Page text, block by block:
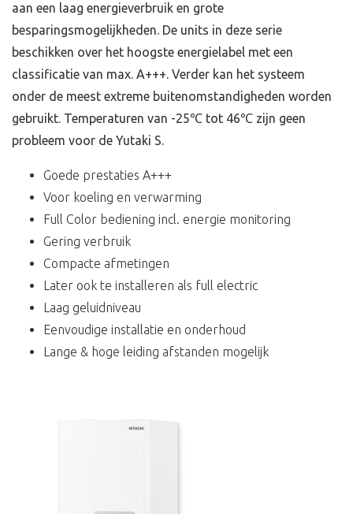
aan een laag energieverbruik en grote
besparingsmogelijkheden. De units in deze serie
beschikken over het hoogste energielabel met een
classificatie van max. A+++. Verder kan het systeem
onder de meest extreme buitenomstandigheden worden
gebruikt. Temperaturen van -25℃ tot 46℃ zijn geen
probleem voor de Yutaki S.
Goede prestaties A+++
Voor koeling en verwarming
Full Color bediening incl. energie monitoring
Gering verbruik
Compacte afmetingen
Later ook te installeren als full electric
Laag geluidniveau
Eenvoudige installatie en onderhoud
Lange & hoge leiding afstanden mogelijk